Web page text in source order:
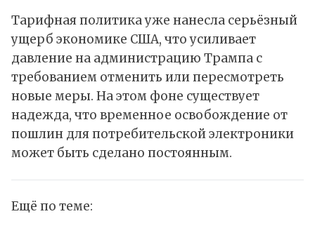
Тарифная политика уже нанесла серьёзный
ущерб экономике США, что усиливает
давление на администрацию Трампа с
требованием отменить или пересмотреть
новые меры. На этом фоне существует
надежда, что временное освобождение от
пошлин для потребительской электроники
может быть сделано постоянным.
Ещё по теме: